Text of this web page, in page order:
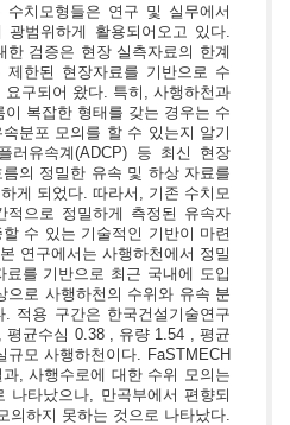
치모형들은 연구 및 실무에서
범위하게 활용되어오고 있다.
한 검증은 현장 실측자료의 한계
제한된 현장자료를 기반으로 수
구되어 왔다. 특히, 사행하천과
복잡한 형태를 갖는 경우는 수
분포 모의를 할 수 있는지 알기
러유속계(ADCP) 등 최신 현장
의 정밀한 유속 및 하상 자료를
게 되었다. 따라서, 기존 수치모
적으로 정밀하게 측정된 유속자
수 있는 기술적인 기반이 마련
연구에서는 사행하천에서 정밀
를 기반으로 최근 국내에 도입
으로 사행하천의 수위와 유속 분
적용 구간은 한국건설기술연구
평균수심 0.38 , 유량 1.54 , 평균
모 사행하천이다. FaSTMECH
, 사행수로에 대한 수위 모의는
나타났으나, 만곡부에서 편향되
의하지 못하는 것으로 나타났다.